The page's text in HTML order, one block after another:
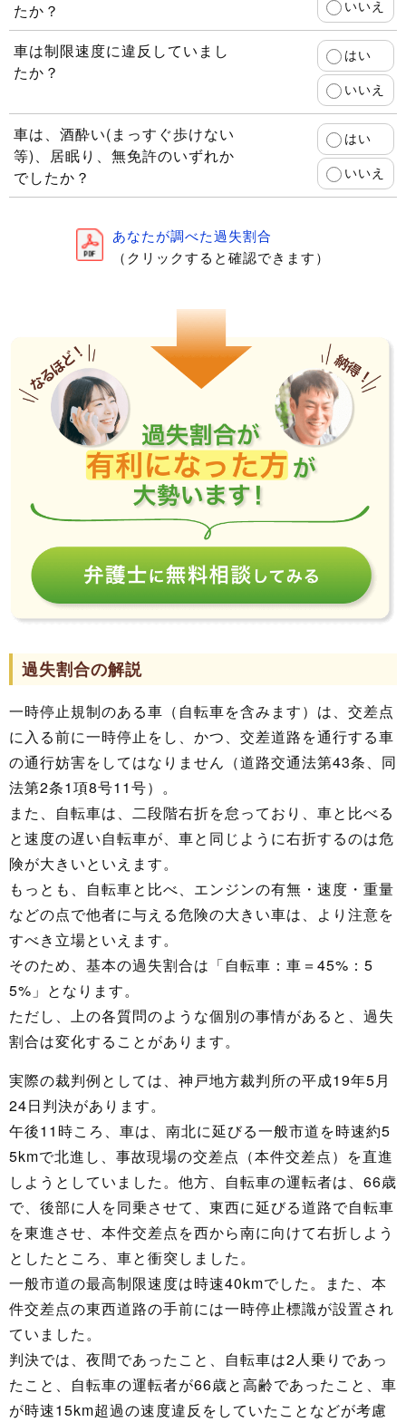
たか？ いいえ
車は制限速度に違反していまし
たか？
はい
いいえ
車は、酒酔い(まっすぐ歩けない
等)、居眠り、無免許のいずれか
でしたか？
はい
いいえ
あなたが調べた過失割合
（クリックすると確認できます）
過失割合の解説
一時停止規制のある車（自転車を含みます）は、交差点
に入る前に一時停止をし、かつ、交差道路を通行する車
の通行妨害をしてはなりません（道路交通法第43条、同
法第2条1項8号11号）。
また、自転車は、二段階右折を怠っており、車と比べる
と速度の遅い自転車が、車と同じように右折するのは危
険が大きいといえます。
もっとも、自転車と比べ、エンジンの有無・速度・重量
などの点で他者に与える危険の大きい車は、より注意を
すべき立場といえます。
そのため、基本の過失割合は「自転車：車＝45%：5
5%」となります。
ただし、上の各質問のような個別の事情があると、過失
割合は変化することがあります。
実際の裁判例としては、神戸地方裁判所の平成19年5月
24日判決があります。
午後11時ころ、車は、南北に延びる一般市道を時速約5
5kmで北進し、事故現場の交差点（本件交差点）を直進
しようとしていました。他方、自転車の運転者は、66歳
で、後部に人を同乗させて、東西に延びる道路で自転車
を東進させ、本件交差点を西から南に向けて右折しよう
としたところ、車と衝突しました。
一般市道の最高制限速度は時速40kmでした。また、本
件交差点の東西道路の手前には一時停止標識が設置され
ていました。
判決では、夜間であったこと、自転車は2人乗りであっ
たこと、自転車の運転者が66歳と高齢であったこと、車
が時速15km超過の速度違反をしていたことなどが考慮